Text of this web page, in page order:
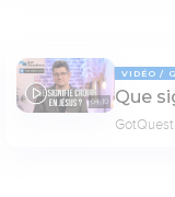
04:10
VIDÉO
Que